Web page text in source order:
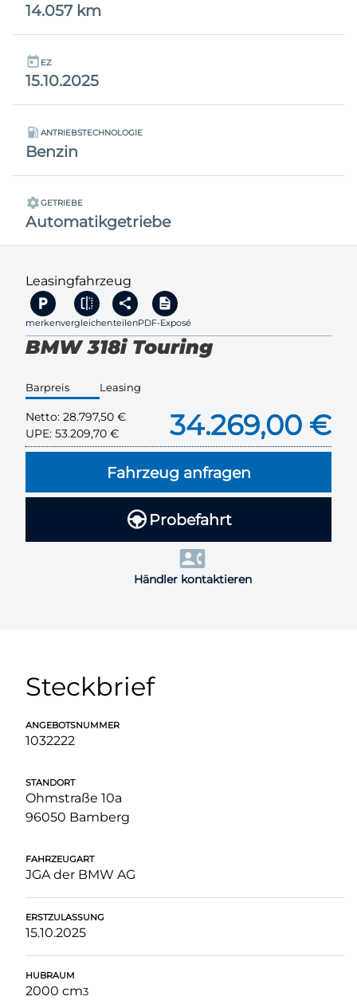
14.057 km
EZ
15.10.2025
ANTRIEBSTECHNOLOGIE
Benzin
GETRIEBE
Automatikgetriebe
Leasingfahrzeug
merkenvergleichenteilenPDF-Exposé
BMW 318i Touring
Barpreis Leasing
Netto: 28.797,50 €
UPE: 53.209,70 € 34.269,00 €
Fahrzeug anfragen
Probefahrt
Händler kontaktieren
Steckbrief
ANGEBOTSNUMMER
1032222
STANDORT
Ohmstraße 10a
96050 Bamberg
FAHRZEUGART
JGA der BMW AG
ERSTZULASSUNG
15.10.2025
HUBRAUM
2000 cm3